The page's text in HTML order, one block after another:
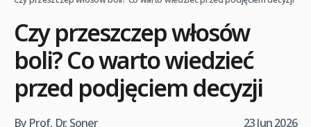
Czy przeszczep włosów
boli? Co warto wiedzieć
przed podjęciem decyzji
By Prof. Dr. Soner 23 Jun 2026